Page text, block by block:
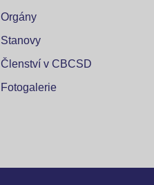
Orgány
Stanovy
Členství v CBCSD
Fotogalerie